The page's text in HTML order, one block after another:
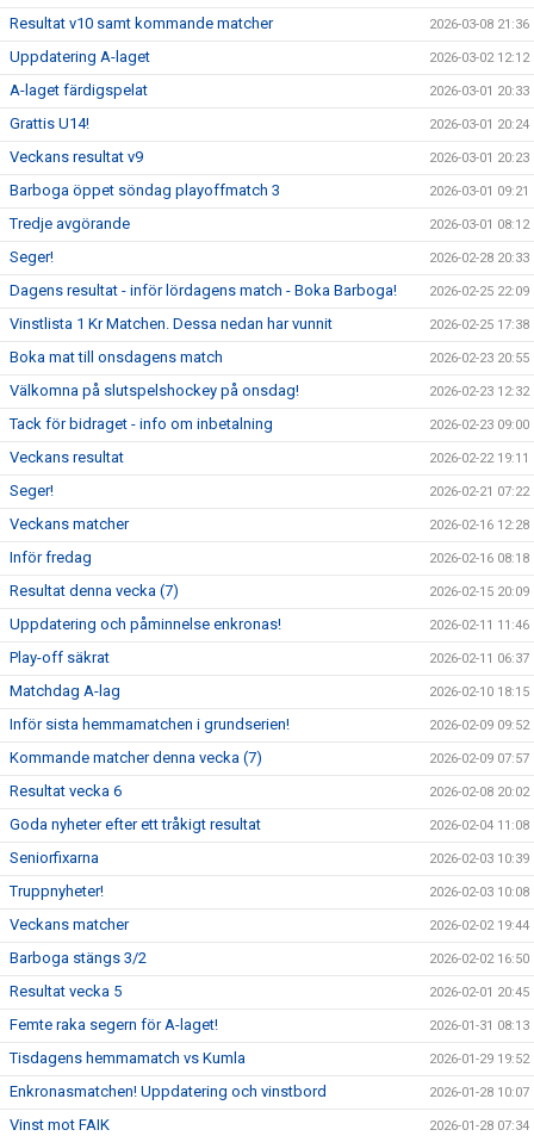
Resultat v10 samt kommande matcher 2026-03-08 21:36
Uppdatering A-laget 2026-03-02 12:12
A-laget färdigspelat 2026-03-01 20:33
Grattis U14! 2026-03-01 20:24
Veckans resultat v9 2026-03-01 20:23
Barboga öppet söndag playoffmatch 3 2026-03-01 09:21
Tredje avgörande 2026-03-01 08:12
Seger! 2026-02-28 20:33
Dagens resultat - inför lördagens match - Boka Barboga! 2026-02-25 22:09
Vinstlista 1 Kr Matchen. Dessa nedan har vunnit 2026-02-25 17:38
Boka mat till onsdagens match 2026-02-23 20:55
Välkomna på slutspelshockey på onsdag! 2026-02-23 12:32
Tack för bidraget - info om inbetalning 2026-02-23 09:00
Veckans resultat 2026-02-22 19:11
Seger! 2026-02-21 07:22
Veckans matcher 2026-02-16 12:28
Inför fredag 2026-02-16 08:18
Resultat denna vecka (7) 2026-02-15 20:09
Uppdatering och påminnelse enkronas! 2026-02-11 11:46
Play-off säkrat 2026-02-11 06:37
Matchdag A-lag 2026-02-10 18:15
Inför sista hemmamatchen i grundserien! 2026-02-09 09:52
Kommande matcher denna vecka (7) 2026-02-09 07:57
Resultat vecka 6 2026-02-08 20:02
Goda nyheter efter ett tråkigt resultat 2026-02-04 11:08
Seniorfixarna 2026-02-03 10:39
Truppnyheter! 2026-02-03 10:08
Veckans matcher 2026-02-02 19:44
Barboga stängs 3/2 2026-02-02 16:50
Resultat vecka 5 2026-02-01 20:45
Femte raka segern för A-laget! 2026-01-31 08:13
Tisdagens hemmamatch vs Kumla 2026-01-29 19:52
Enkronasmatchen! Uppdatering och vinstbord 2026-01-28 10:07
Vinst mot FAIK 2026-01-28 07:34